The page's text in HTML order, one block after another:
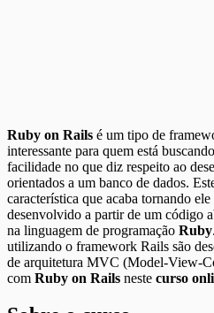
Ruby on Rails é um tipo de
interessante para quem está
facilidade no que diz respeito ao
orientados a um banco de dados.
característica que acaba tornando
desenvolvido a partir de um código
na linguagem de programação Ruby
utilizando o framework Rails são
de arquitetura MVC (Model-View-
com Ruby on Rails neste curso